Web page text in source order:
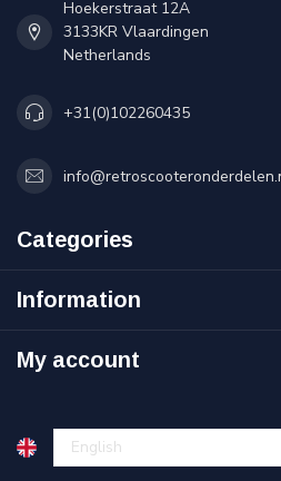
Hoekerstraat 12A
3133KR Vlaardingen
Netherlands
+31(0)102260435
Categories
Information
My account